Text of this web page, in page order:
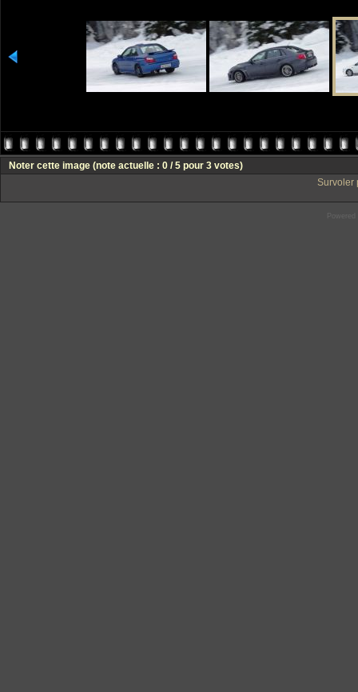
Noter cette image (note actuelle : 0 / 5 pour 3 votes)
Survoler